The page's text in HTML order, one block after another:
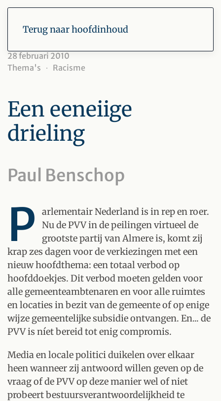
Terug naar hoofdinhoud
28 februari 2010
Thema's
Racisme
Een eeneiige
drieling
Paul Benschop
P
arlementair Nederland is in rep en roer.
Nu de PVV in de peilingen virtueel de
grootste partij van Almere is, komt zij
krap zes dagen voor de verkiezingen met een
nieuw hoofdthema: een totaal verbod op
hoofddoekjes. Dit verbod moeten gelden voor
alle gemeenteambtenaren en voor alle ruimtes
en locaties in bezit van de gemeente of op enige
wijze gemeentelijke subsidie ontvangen. En... de
PVV is níet bereid tot enig compromis.
Media en locale politici duikelen over elkaar
heen wanneer zij antwoord willen geven op de
vraag of de PVV op deze manier wel of niet
probeert bestuursverantwoordelijkheid te